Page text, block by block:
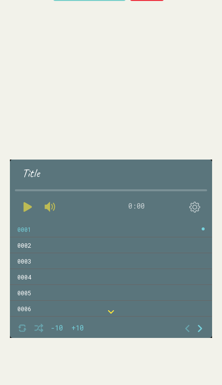
Title
0:00
-10 +10
0001
0002
0003
0004
0005
0006
0007
0008